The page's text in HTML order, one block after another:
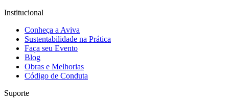
Institucional
Conheça a Aviva
Sustentabilidade na Prática
Faça seu Evento
Blog
Obras e Melhorias
Código de Conduta
Suporte